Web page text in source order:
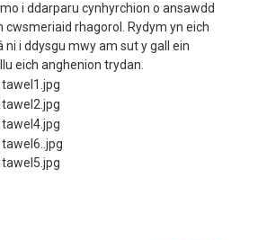
i ddarparu cynhyrchion o ansawdd
cwsmeriaid rhagorol. Rydym yn eich
ni i ddysgu mwy am sut y gall ein
eich anghenion trydan.